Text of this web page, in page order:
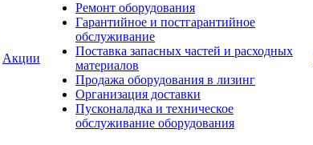
Акции
Ремонт оборудования
Гарантийное и постгарантийное
обслуживание
Поставка запасных частей и расходных
материалов
Продажа оборудования в лизинг
Организация доставки
Пусконаладка и техническое
обслуживание оборудования